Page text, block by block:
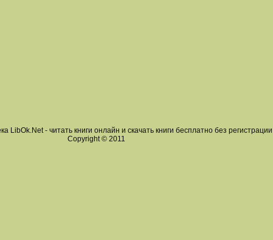
LibOk.Net - читать книги онлайн и скачать книги бесплатно без регистрации
Copyright © 2011